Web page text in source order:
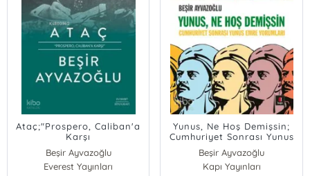
Ataç;"Prospero, Caliban'a
Karşı
Beşir Ayvazoğlu
Everest Yayınları
Yunus, Ne Hoş Demişsin;
Cumhuriyet Sonrası Yunus
Emre Yorumları
Beşir Ayvazoğlu
Kapı Yayınları